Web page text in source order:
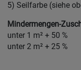
5) Seilfarbe (siehe
Mindermengen-
unter 1 m² + 50 %
unter 2 m² + 25 %